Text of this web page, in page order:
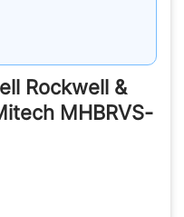
Rockwell &
MHBRVS-